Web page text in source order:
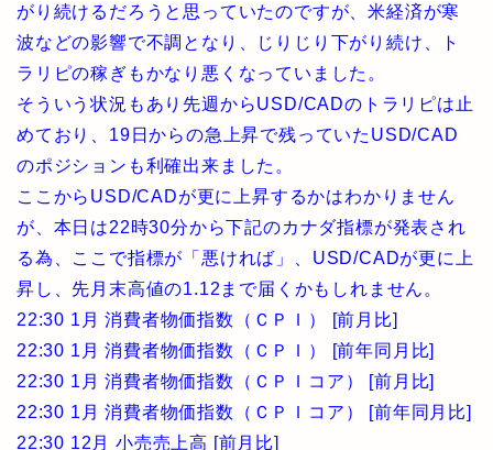
がり続けるだろうと思っていたのですが、米経済が寒
波などの影響で不調となり、じりじり下がり続け、ト
ラリピの稼ぎもかなり悪くなっていました。
そういう状況もあり先週からUSD/CADのトラリピは止
めており、19日からの急上昇で残っていたUSD/CAD
のポジションも利確出来ました。
ここからUSD/CADが更に上昇するかはわかりません
が、本日は22時30分から下記のカナダ指標が発表され
る為、ここで指標が「悪ければ」、USD/CADが更に上
昇し、先月末高値の1.12まで届くかもしれません。
22:30 1月 消費者物価指数（ＣＰＩ） [前月比]
22:30 1月 消費者物価指数（ＣＰＩ） [前年同月比]
22:30 1月 消費者物価指数（ＣＰＩコア） [前月比]
22:30 1月 消費者物価指数（ＣＰＩコア） [前年同月比]
22:30 12月 小売売上高 [前月比]